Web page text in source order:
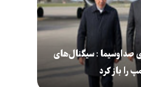
صداوسیما : سیگنال‌های
را باز کرد